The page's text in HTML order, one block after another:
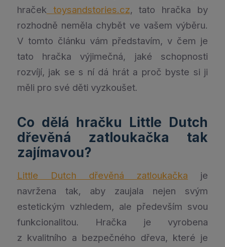
hraček
toysandstories.cz, tato hračka by
rozhodně neměla chybět ve vašem výběru.
V tomto článku vám představím, v čem je
tato hračka výjimečná, jaké schopnosti
rozvíjí, jak se s ní dá hrát a proč byste si ji
měli pro své děti vyzkoušet.
Co dělá hračku Little Dutch
dřevěná zatloukačka tak
zajímavou?
Little Dutch dřevěná zatloukačka je
navržena tak, aby zaujala nejen svým
estetickým vzhledem, ale především svou
funkcionalitou. Hračka je vyrobena
z kvalitního a bezpečného dřeva, které je